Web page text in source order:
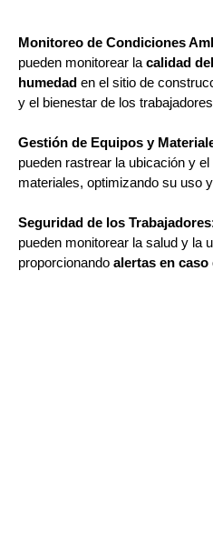
Monitoreo de Condiciones
pueden monitorear la calidad
humedad en el sitio de
y el bienestar de los
Gestión de Equipos y
pueden rastrear la ubicación y
materiales, optimizando su uso
Seguridad de los Trabajadores
pueden monitorear la salud y la
proporcionando alertas en